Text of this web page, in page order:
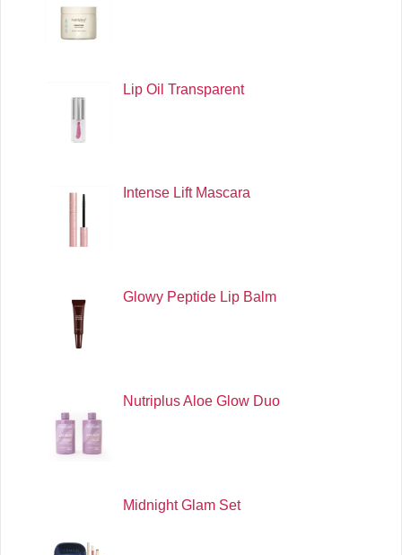
Lip Oil Transparent
Intense Lift Mascara
Glowy Peptide Lip Balm
Nutriplus Aloe Glow Duo
Midnight Glam Set